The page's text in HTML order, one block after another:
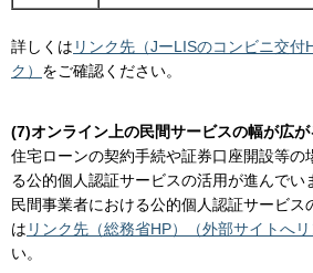
詳しくは リンク先（JーLISのコンビニ交付
ク） をご確認ください。
(7)オンライン上の民間サービスの幅が広が
住宅ローンの契約手続や証券口座開設等の
る公的個人認証サービスの活用が進んでい
民間事業者における公的個人認証サービス
は リンク先（総務省HP）（外部サイトへリ
い。